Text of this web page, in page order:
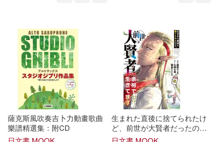
ジェームズ・リッチマン(1)
ジム・ロジャーズ(等)(1)
スガラ(1)
薩克斯風吹奏吉卜力動畫歌曲
樂譜精選集：附CD
生まれた直後に捨てられたけ
ど、前世が大賢者だったので
余裕で生きてます ~最強赤ち